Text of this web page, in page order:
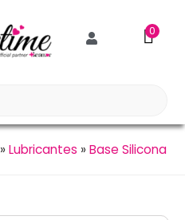
0
»Lubricantes »Base Silicona